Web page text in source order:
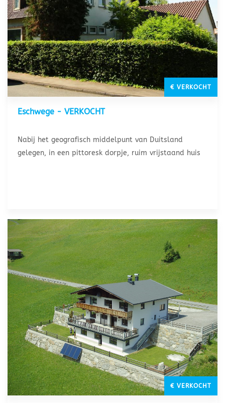
€ VERKOCHT
Eschwege - VERKOCHT
Nabij het geografisch middelpunt van Duitsland
gelegen, in een pittoresk dorpje, ruim vrijstaand huis
€ VERKOCHT